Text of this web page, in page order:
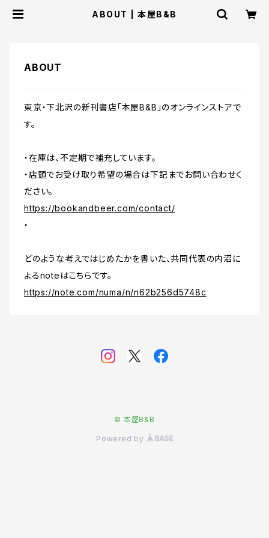
ABOUT | 本屋B&B
ABOUT
東京・下北沢の新刊書店「本屋B&B」のオンラインストアで
す。
・在庫は、不定期で補充しています。
・店頭でお受け取り希望の場合は下記までお問い合わせく
ださい。
https://bookandbeer.com/contact/
・
どのような考えではじめたかを書いた、共同代表の内沼に
よるnoteはこちらです。
https://note.com/numa/n/n62b256d5748c
© 本屋B&B
Powered by